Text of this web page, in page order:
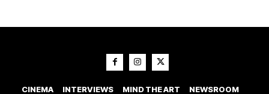
CINEMA INTERVIEWS MIND THE ART NEWSROOM